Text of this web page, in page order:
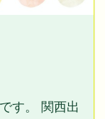
す。 関西出